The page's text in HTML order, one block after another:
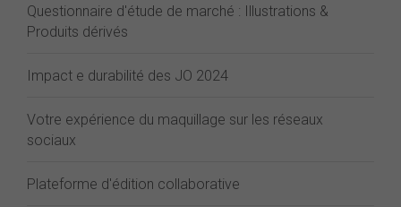
Questionnaire d'étude de marché : Illustrations &
Produits dérivés
Impact e durabilité des JO 2024
Votre expérience du maquillage sur les réseaux
sociaux
Plateforme d'édition collaborative